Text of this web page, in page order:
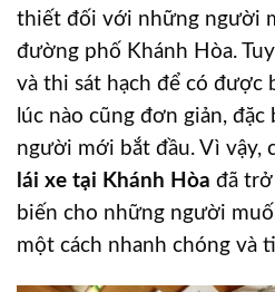
thiết đối với những người
đường phố Khánh Hòa.
và thi sát hạch để có được
lúc nào cũng đơn giản,
người mới bắt đầu. Vì vậy,
lái xe tại Khánh Hòa đã
biến cho những người
một cách nhanh chóng và